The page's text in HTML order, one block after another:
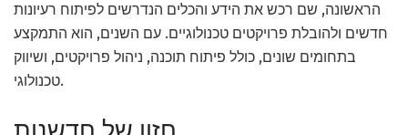
הראשונה, שם רכש את הידע והכלים הנדרשים לפיתוח רעיונות
חדשים ולהובלת פרויקטים טכנולוגיים. עם השנים, הוא התמקצע
בתחומים שונים, כולל פיתוח תוכנה, ניהול פרויקטים, ושיווק
טכנולוגי.